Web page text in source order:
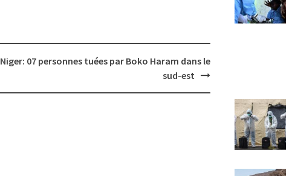
Niger: 07 personnes tuées par Boko Haram dans le
sud-est